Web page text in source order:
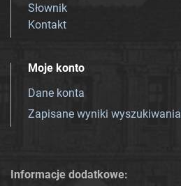
Słownik
Kontakt
Moje konto
Dane konta
Zapisane wyniki wyszukiwania
Informacje dodatkowe: